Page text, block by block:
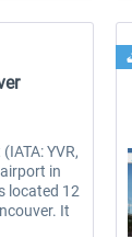
3,00 € *
YVR,
in
located 12
It